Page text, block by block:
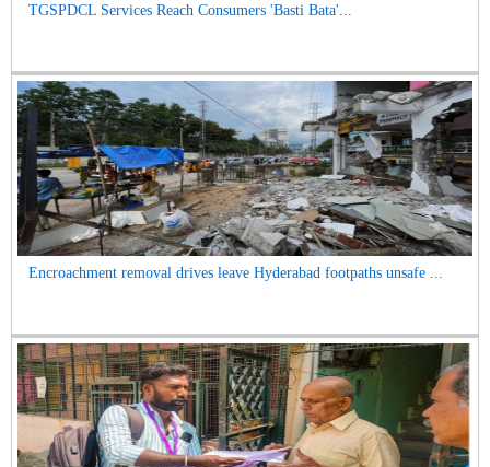
TGSPDCL Services Reach Consumers 'Basti Bata'...
Encroachment removal drives leave Hyderabad footpaths unsafe ...